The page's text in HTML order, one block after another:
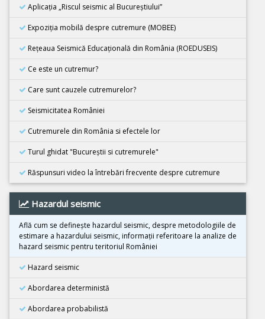
Cutremur M7.3, Vanuatu
24 Martie 2026
Cutremur M4.5, Zona seismica Vrancea
08 Decembrie 2025
Cutremur M5.5, Bangladesh
02 Noiembrie 2025
25 Octombrie 2025
Cutremur M4.2, Zona seismica Vrancea
25 Octombrie 2025
Cutremur M4.2, Zona seismica Vrancea
22 Octombrie 2025
Cutremur M4.2, Zona seismica Vrancea
Cutremur M7.4, Filipine
30 Septembrie 2025
Aplicația „Riscul seismic al Bucureștiului”
Expoziţia mobilă despre cutremure (MOBEE)
Rețeaua Seismică Educațională din România (ROEDUSEIS)
Ce este un cutremur?
Care sunt cauzele cutremurelor?
Seismicitatea României
Cutremurele din România si efectele lor
Turul ghidat "Bucureştii si cutremurele"
Răspunsuri video la întrebări frecvente despre cutremure
Hazardul seismic
Află cum se defineşte hazardul seismic, despre metodologiile de
estimare a hazardului seismic, informaţii referitoare la analize de
hazard seismic pentru teritoriul României
Hazard seismic
Abordarea deterministă
Abordarea probabilistă